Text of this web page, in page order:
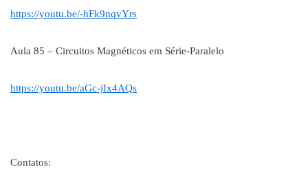
https://youtu.be/-hFk9nqvYrs
Aula 85 – Circuitos Magnéticos em Série-Paralelo
https://youtu.be/aGc-jIx4AQs
Contatos: